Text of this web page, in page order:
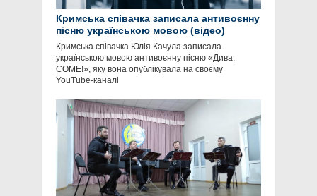
Кримська співачка записала антивоєнну
пісню українською мовою (відео)
Кримська співачка Юлія Качула записала
українською мовою антивоєнну пісню «Дива,
COME!», яку вона опублікувала на своєму
YouTube-каналі